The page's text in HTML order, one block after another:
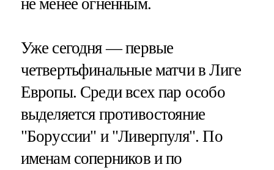
не менее огненным.
Уже сегодня — первые
четвертьфинальные матчи в Лиге
Европы. Среди всех пар особо
выделяется противостояние
"Боруссии" и "Ливерпуля". По
именам соперников и по